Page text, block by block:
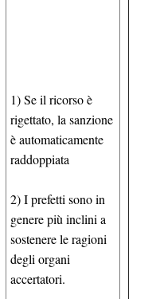
1) Se il ricorso è
rigettato, la sanzione
è automaticamente
raddoppiata
2) I prefetti sono in
genere più inclini a
sostenere le ragioni
degli organi
accertatori.